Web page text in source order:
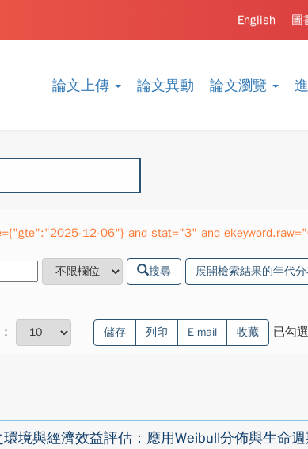
論文上傳 論文異動 論文瀏覽
圖
English
12-06"} and stat="3" and
搜尋 展開檢索結果的年代分
儲存 列印 E-mail 收藏 已勾選
境與經濟效益評估：應用Weibull分佈與生命